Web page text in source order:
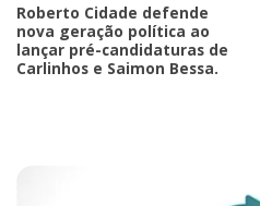
Roberto Cidade defende
nova geração política ao
lançar pré-candidaturas de
Carlinhos e Saimon Bessa.